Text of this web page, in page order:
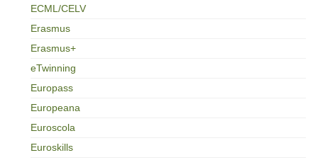
ECML/CELV
Erasmus
Erasmus+
eTwinning
Europass
Europeana
Euroscola
Euroskills